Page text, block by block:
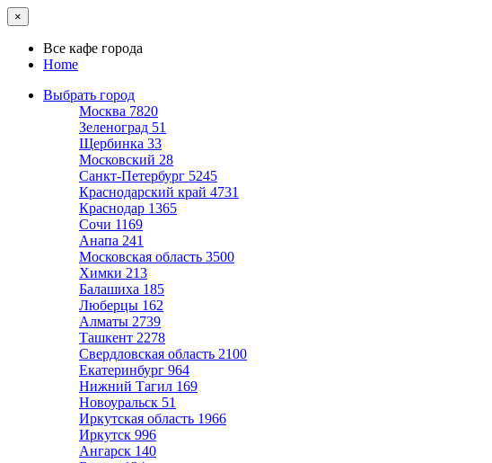
×
Все кафе города
Home
Выбрать город
Москва 7820
Зеленоград 51
Щербинка 33
Московский 28
Санкт-Петербург 5245
Краснодарский край 4731
Краснодар 1365
Сочи 1169
Анапа 241
Московская область 3500
Химки 213
Балашиха 185
Люберцы 162
Алматы 2739
Ташкент 2278
Свердловская область 2100
Екатеринбург 964
Нижний Тагил 169
Новоуральск 51
Иркутская область 1966
Иркутск 996
Ангарск 140